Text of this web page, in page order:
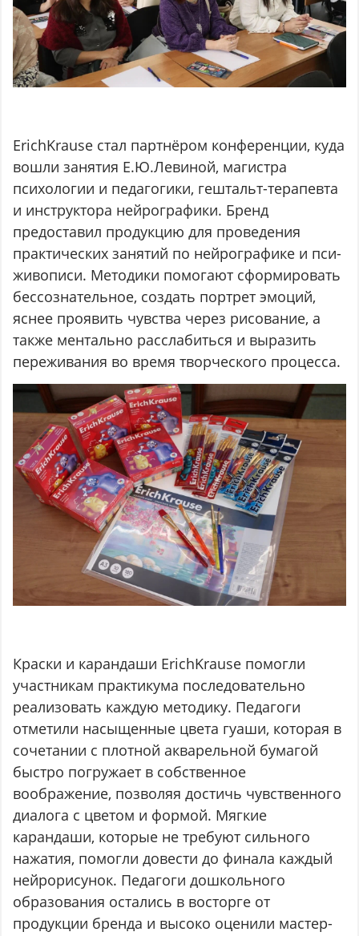
ErichKrause стал партнёром конференции, куда
вошли занятия E.Ю.Левиной, магистра
психологии и педагогики, гештальт-терапевта
и инструктора нейрографики. Бренд
предоставил продукцию для проведения
практических занятий по нейрографике и пси-
живописи. Методики помогают сформировать
бессознательное, создать портрет эмоций,
яснее проявить чувства через рисование, а
также ментально расслабиться и выразить
переживания во время творческого процесса.
Краски и карандаши ErichKrause помогли
участникам практикума последовательно
реализовать каждую методику. Педагоги
отметили насыщенные цвета гуаши, которая в
сочетании с плотной акварельной бумагой
быстро погружает в собственное
воображение, позволяя достичь чувственного
диалога с цветом и формой. Мягкие
карандаши, которые не требуют сильного
нажатия, помогли довести до финала каждый
нейрорисунок. Педагоги дошкольного
образования остались в восторге от
продукции бренда и высоко оценили мастер-